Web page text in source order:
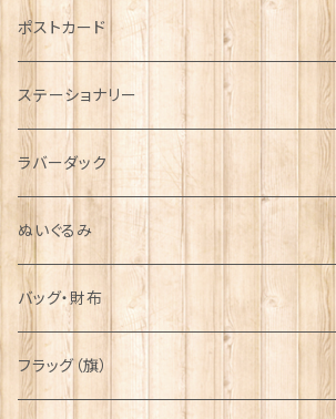
音楽＆楽器
運動＆人物
シンボル
ARMY
ポストカード
ステーショナリー
ラバーダック
ぬいぐるみ
バッグ・財布
フラッグ（旗）